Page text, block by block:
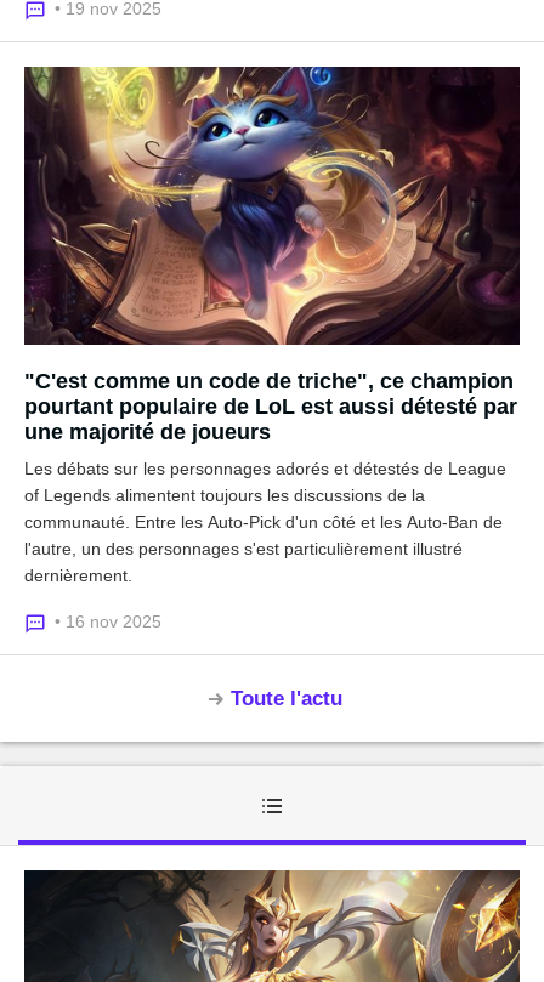
• 19 nov 2025
"C'est comme un code de triche", ce champion
pourtant populaire de LoL est aussi détesté par
une majorité de joueurs
Les débats sur les personnages adorés et détestés de League
of Legends alimentent toujours les discussions de la
communauté. Entre les Auto-Pick d'un côté et les Auto-Ban de
l'autre, un des personnages s'est particulièrement illustré
dernièrement.
• 16 nov 2025
Toute l'actu